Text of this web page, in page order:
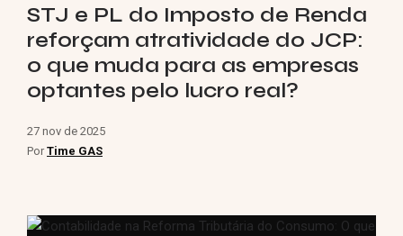
STJ e PL do Imposto de Renda
reforçam atratividade do JCP:
o que muda para as empresas
optantes pelo lucro real?
27 nov de 2025
Por Time GAS